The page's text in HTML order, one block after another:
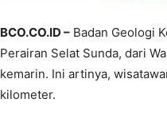
BCO.CO.ID – Badan Geologi
Perairan Selat Sunda, dari
kemarin. Ini artinya,
kilometer.